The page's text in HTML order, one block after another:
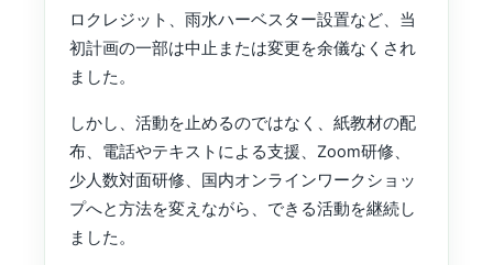
ロクレジット、雨水ハーベスター設置など、当
初計画の一部は中止または変更を余儀なくされ
ました。
しかし、活動を止めるのではなく、紙教材の配
布、電話やテキストによる支援、Zoom研修、
少人数対面研修、国内オンラインワークショッ
プへと方法を変えながら、できる活動を継続し
ました。